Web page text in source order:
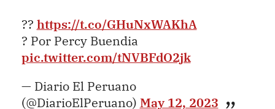
?? https://t.co/GHuNxWAKhA
? Por Percy Buendia
pic.twitter.com/tNVBFdO2jk
— Diario El Peruano
(@DiarioElPeruano) May 12, 2023